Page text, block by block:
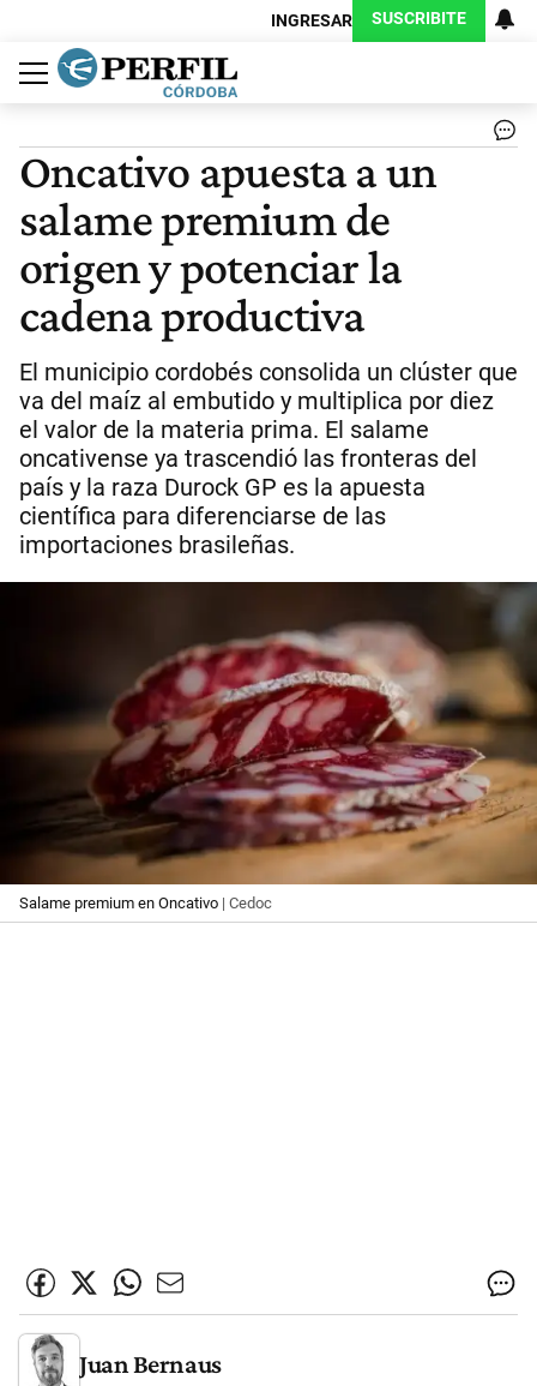
INGRESAR SUSCRIBITE
Política
Economía
Judiciales
Sociedad
Cultura
Espectáculos
Deportes
Protagonistas
Oncativo apuesta a un
salame premium de
origen y potenciar la
cadena productiva
El municipio cordobés consolida un clúster que
va del maíz al embutido y multiplica por diez
el valor de la materia prima. El salame
oncativense ya trascendió las fronteras del
país y la raza Durock GP es la apuesta
científica para diferenciarse de las
importaciones brasileñas.
Salame premium en Oncativo | Cedoc
Juan Bernaus